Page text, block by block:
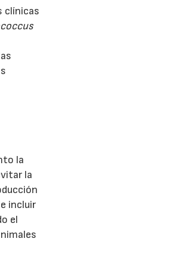
clínicas
la
la
incluir
el